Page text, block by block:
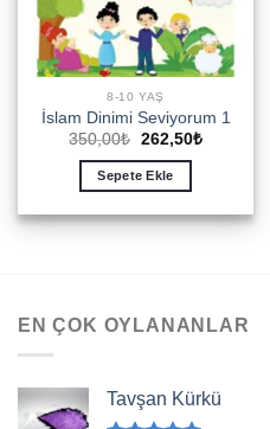
8-10 YAŞ
İslam Dinimi Seviyorum 1
350,00₺ Orijinal
350,00₺.
262,50₺Şu
Sepete Ekle
EN ÇOK OYLANANLAR
Tavşan Kürkü